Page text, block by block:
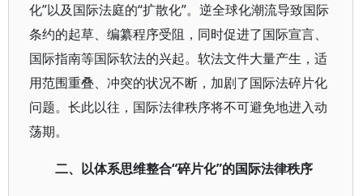
化”以及国际法庭的“扩散化”。逆全球化潮流导致国际
条约的起草、编纂程序受阻，同时促进了国际宣言、
国际指南等国际软法的兴起。软法文件大量产生，适
用范围重叠、冲突的状况不断，加剧了国际法碎片化
问题。长此以往，国际法律秩序将不可避免地进入动
荡期。
二、以体系思维整合“碎片化”的国际法律秩序